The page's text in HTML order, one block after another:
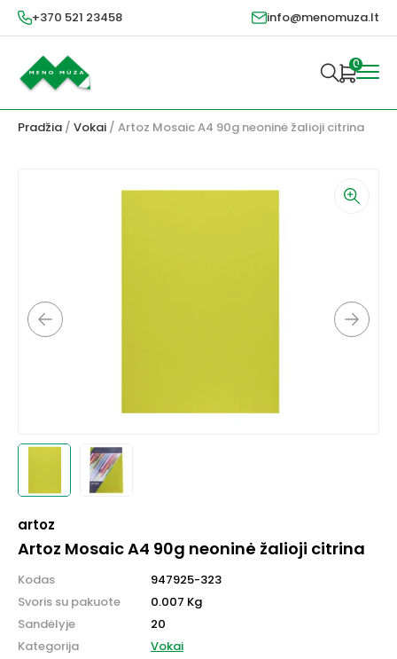
+370 521 23458 info@menomuza.lt
0
Pradžia / Vokai / Artoz Mosaic A4 90g neoninė žalioji citrina
artoz
Artoz Mosaic A4 90g neoninė žalioji citrina
Kodas
Svoris su pakuote
Sandėlyje
Kategorija
947925-323
0.007 Kg
20
Vokai